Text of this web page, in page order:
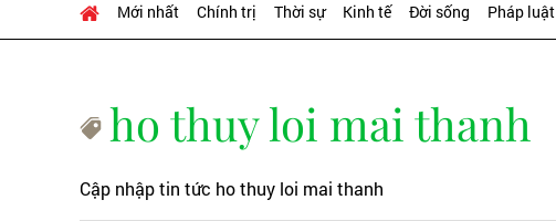
Mới nhất Chính trị Thời sự Kinh tế Đời sống Pháp luật
ho thuy loi mai thanh
Cập nhập tin tức ho thuy loi mai thanh